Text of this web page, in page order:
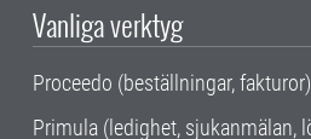
Vanliga verktyg
Proceedo (beställningar, fakturor)
Primula (ledighet, sjukanmälan,